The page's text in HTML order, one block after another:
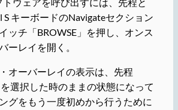
キーボードのNavigateセクション
ッチ「BROWSE」を押し、オンス
ーレイを開く。
オーバーレイの表示は、先程
選択した時のままの状態になって
グをもう一度初めから行うために